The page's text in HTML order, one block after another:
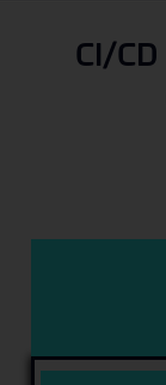
שאלות נפוצות על קורס CI/CD